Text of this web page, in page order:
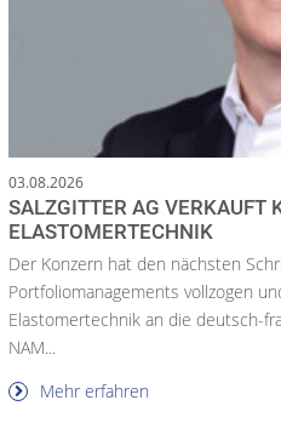
03.08.2026
SALZGITTER AG VERKAUFT
ELASTOMERTECHNIK
Der Konzern hat den nächsten
Portfoliomanagements vollzogen
Elastomertechnik an die deutsch-
NAM...
Mehr erfahren